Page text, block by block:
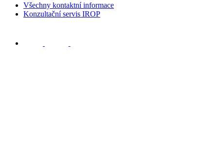
Všechny kontaktní informace
Konzultační servis IROP